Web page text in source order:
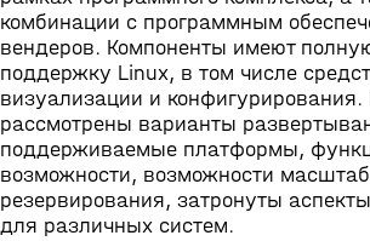
комбинации с программным
вендеров. Компоненты имеют
поддержку Linux, в том числе
визуализации и конфигурирования.
рассмотрены варианты
поддерживаемые платформы,
возможности, возможности
резервирования, затронуты
для различных систем.